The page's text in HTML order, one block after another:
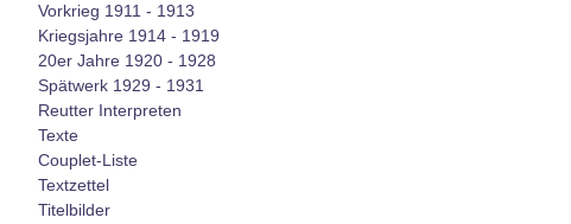
Vorkrieg 1911 - 1913
Kriegsjahre 1914 - 1919
20er Jahre 1920 - 1928
Spätwerk 1929 - 1931
Reutter Interpreten
Texte
Couplet-Liste
Textzettel
Titelbilder